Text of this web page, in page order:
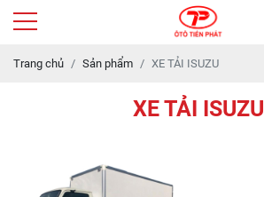
Trang chủ Sản phẩm XE TẢI ISUZU
XE TẢI ISUZU